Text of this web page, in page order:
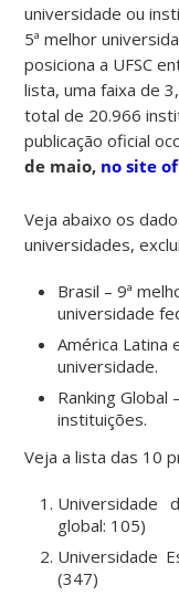
universidade ou
5ª melhor
posiciona a UFSC
lista, uma faixa de
total de 20.966
publicação oficial
de maio, no site
Veja abaixo os
universidades,
Brasil – 9ª
universidade
América Latina
universidade.
Ranking Global
instituições.
Veja a lista das 10
Universidade
global: 105)
Universidade
(347)